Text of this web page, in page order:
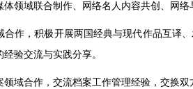
体领域联合制作、网络名人内容共创、网
合作，积极开展两国经典与现代作品互译
验交流与实践分享。
领域合作，交流档案工作管理经验，交换